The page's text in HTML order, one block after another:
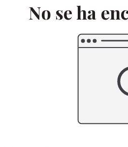
No se ha